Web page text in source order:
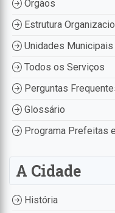
Órgãos
Estrutura
Unidades Municipais
Todos os Serviços
Perguntas
Glossário
Programa Prefeitas
A Cidade
História